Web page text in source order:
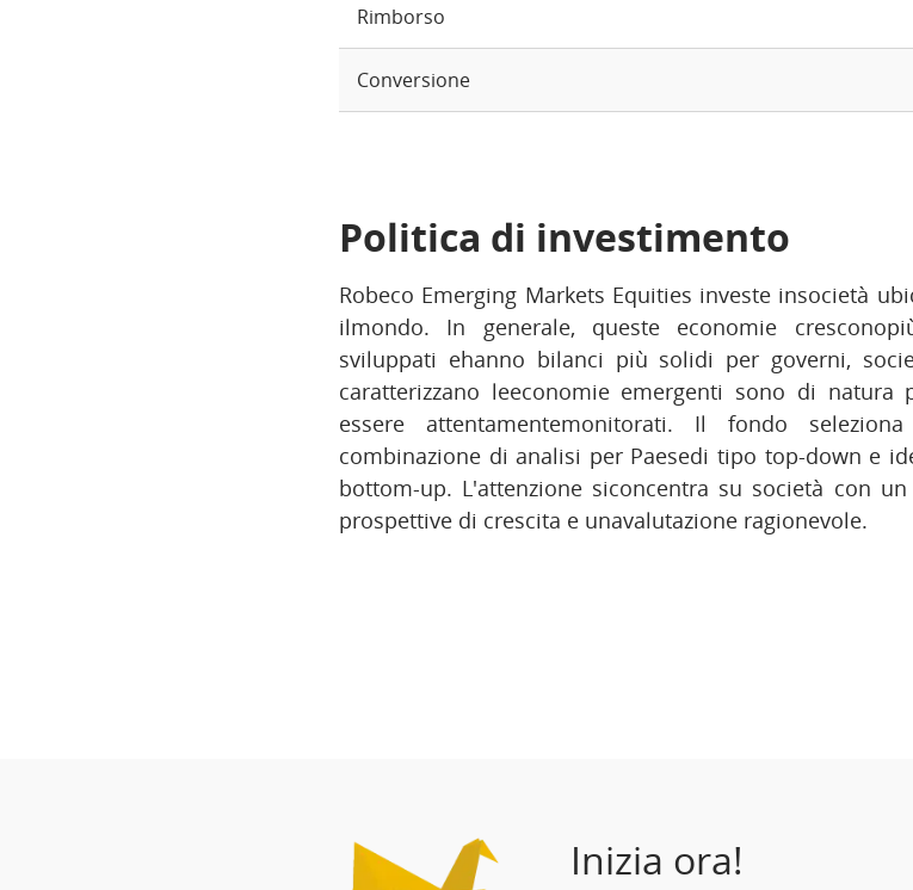
Rimborso
Conversione
Politica di investimento
Robeco Emerging Markets Equities investe insocietà
ilmondo. In generale, queste economie
sviluppati ehanno bilanci più solidi per governi,
caratterizzano leeconomie emergenti sono di natura
essere attentamentemonitorati. Il fondo
combinazione di analisi per Paesedi tipo top-down e
bottom-up. L'attenzione siconcentra su società con
prospettive di crescita e unavalutazione ragionevole.
Inizia ora!